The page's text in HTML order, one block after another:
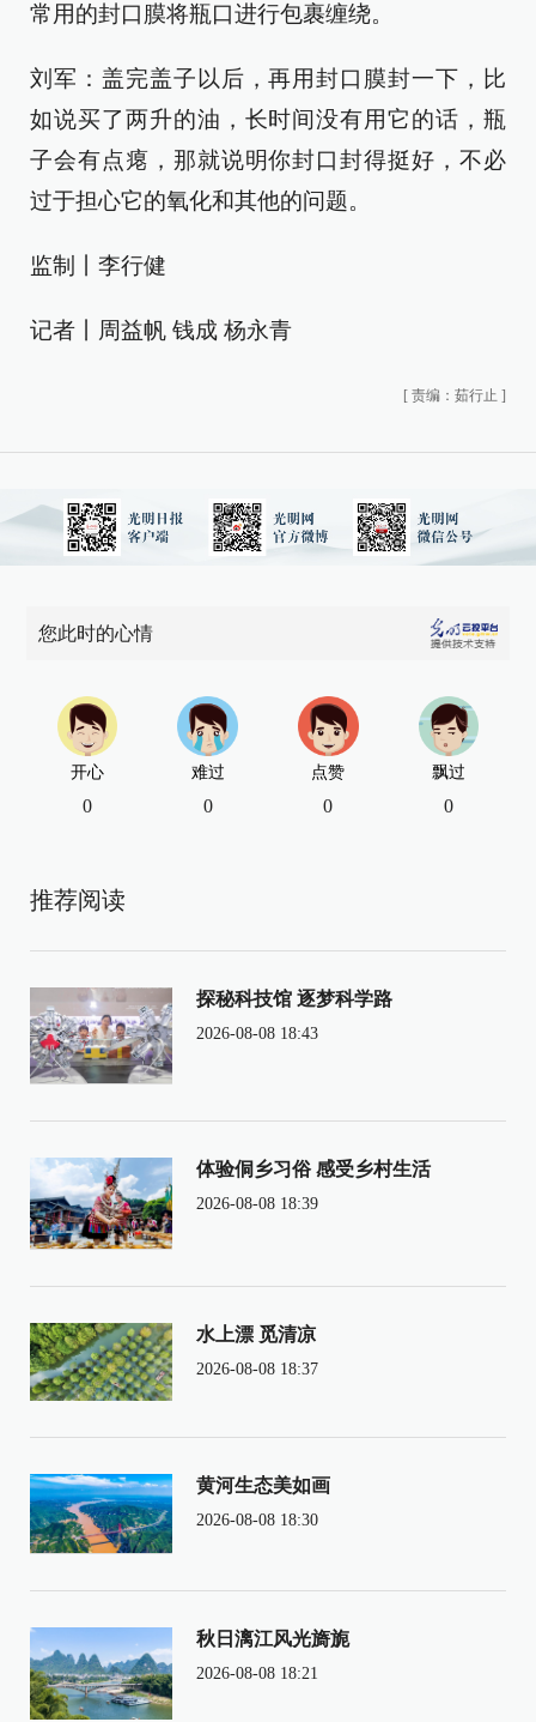
常用的封口膜将瓶口进行包裹缠绕。
刘军：盖完盖子以后，再用封口膜封一下，比
如说买了两升的油，长时间没有用它的话，瓶
子会有点瘪，那就说明你封口封得挺好，不必
过于担心它的氧化和其他的问题。
监制丨李行健
记者丨周益帆 钱成 杨永青
[ 责编：茹行止 ]
您此时的心情
开心
0
难过
0
点赞
0
飘过
0
推荐阅读
探秘科技馆 逐梦科学路
2026-08-08 18:43
体验侗乡习俗 感受乡村生活
2026-08-08 18:39
水上漂 觅清凉
2026-08-08 18:37
黄河生态美如画
2026-08-08 18:30
秋日漓江风光旖旎
2026-08-08 18:21